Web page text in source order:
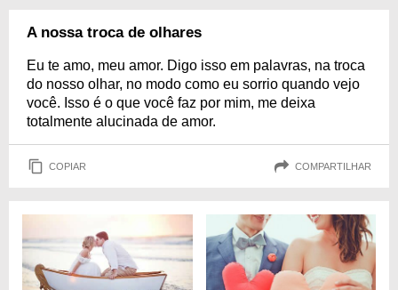
A nossa troca de olhares
Eu te amo, meu amor. Digo isso em palavras, na troca
do nosso olhar, no modo como eu sorrio quando vejo
você. Isso é o que você faz por mim, me deixa
totalmente alucinada de amor.
COPIAR COMPARTILHAR